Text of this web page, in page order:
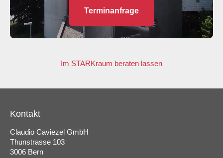
Terminanfrage
Im STARKraum beraten lassen
Kontakt
Claudio Caviezel GmbH
Thunstrasse 103
3006 Bern